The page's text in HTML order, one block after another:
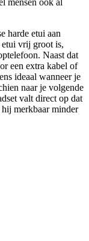
mensen ook al
harde etui aan
vrij groot is,
Naast dat
een extra kabel of
ideaal wanneer je
naar je volgende
valt direct op dat
merkbaar minder